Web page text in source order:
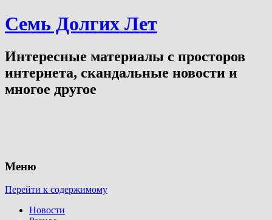
Семь Долгих Лет
Интересные материалы с просторов
интернета, скандальные новости и
многое другое
Меню
Перейти к содержимому
Новости